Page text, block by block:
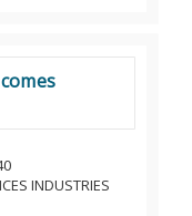
INDUSTRIES